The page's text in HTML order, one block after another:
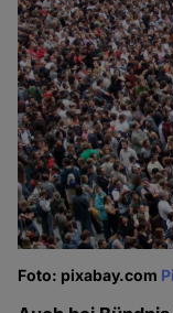
Foto: pixabay.com